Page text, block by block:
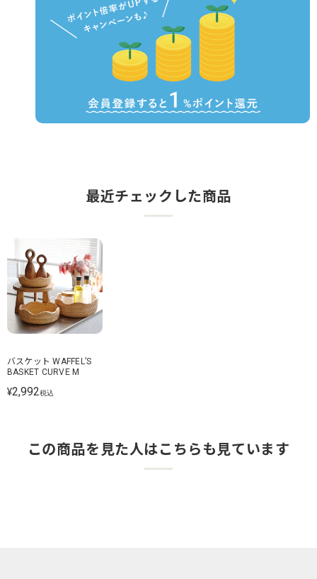
最近チェックした商品
バスケット WAFFEL’S
BASKET CURVE M
¥2,992税込
この商品を見た人はこちらも見ています